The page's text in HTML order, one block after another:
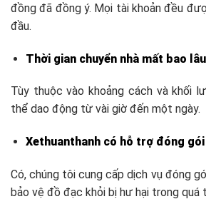
đồng đã đồng ý. Mọi tài khoản đều
đầu.
Thời gian chuyển nhà mất bao
Tùy thuộc vào khoảng cách và khối
thể dao động từ vài giờ đến một ngày.
Xethuanthanh có hỗ trợ đóng
Có, chúng tôi cung cấp dịch vụ đóng
bảo vệ đồ đạc khỏi bị hư hại trong quá